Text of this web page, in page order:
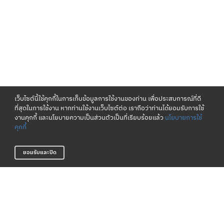
เว็บไซต์นี้ใช้คุกกี้ในการเก็บข้อมูลการใช้งานของท่าน เพื่อประสบการณ์ที่ดี
ที่สุดในการใช้งาน หากท่านใช้งานเว็บไซต์ต่อ เราถือว่าท่านได้ยอมรับการใช้
งานคุกกี้ และนโยบายความเป็นส่วนตัวเป็นที่เรียบร้อยแล้ว นโยบายการใช้
คุกกี้
ยอมรับและปิด